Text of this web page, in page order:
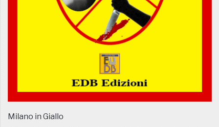
Milano in Giallo